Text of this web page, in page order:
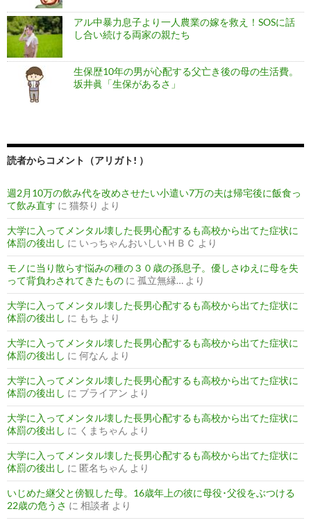
アル中暴力息子より一人農業の嫁を救え！SOSに話
し合い続ける両家の親たち
生保歴10年の男が心配する父亡き後の母の生活費。
坂井眞「生保があるさ」
読者からコメント（アリガト! ）
週2月10万の飲み代を改めさせたい小遣い7万の夫は帰宅後に飯食っ
て飲み直す に 猫祭り より
大学に入ってメンタル壊した長男心配するも高校から出てた症状に
体罰の後出し に いっちゃんおいしいＨＢＣ より
モノに当り散らす悩みの種の３０歳の孫息子。優しさゆえに母を失
って背負わされてきたもの に 孤立無縁… より
大学に入ってメンタル壊した長男心配するも高校から出てた症状に
体罰の後出し に もち より
大学に入ってメンタル壊した長男心配するも高校から出てた症状に
体罰の後出し に 何なん より
大学に入ってメンタル壊した長男心配するも高校から出てた症状に
体罰の後出し に ブライアン より
大学に入ってメンタル壊した長男心配するも高校から出てた症状に
体罰の後出し に くまちゃん より
大学に入ってメンタル壊した長男心配するも高校から出てた症状に
体罰の後出し に 匿名ちゃん より
いじめた継父と傍観した母。16歳年上の彼に母役･父役をぶつける
22歳の危うさ に 相談者 より